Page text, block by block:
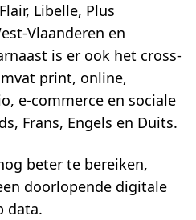
Libelle, Plus
Vlaanderen en
is er ook het cross-
print, online,
e-commerce en sociale
Frans, Engels en Duits.
beter te bereiken,
doorlopende digitale
data.